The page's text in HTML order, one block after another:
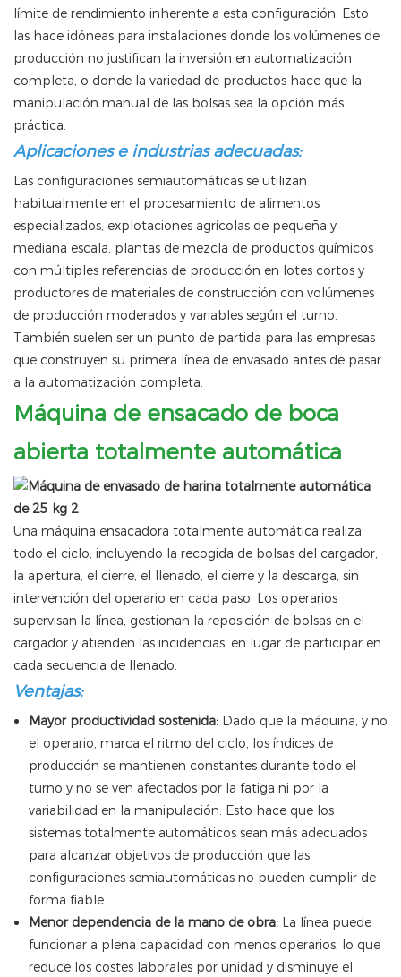
límite de rendimiento inherente a esta configuración. Esto
las hace idóneas para instalaciones donde los volúmenes de
producción no justifican la inversión en automatización
completa, o donde la variedad de productos hace que la
manipulación manual de las bolsas sea la opción más
práctica.
Aplicaciones e industrias adecuadas:
Las configuraciones semiautomáticas se utilizan
habitualmente en el procesamiento de alimentos
especializados, explotaciones agrícolas de pequeña y
mediana escala, plantas de mezcla de productos químicos
con múltiples referencias de producción en lotes cortos y
productores de materiales de construcción con volúmenes
de producción moderados y variables según el turno.
También suelen ser un punto de partida para las empresas
que construyen su primera línea de envasado antes de pasar
a la automatización completa.
Máquina de ensacado de boca
abierta totalmente automática
Una máquina ensacadora totalmente automática realiza
todo el ciclo, incluyendo la recogida de bolsas del cargador,
la apertura, el cierre, el llenado, el cierre y la descarga, sin
intervención del operario en cada paso. Los operarios
supervisan la línea, gestionan la reposición de bolsas en el
cargador y atienden las incidencias, en lugar de participar en
cada secuencia de llenado.
Ventajas:
Mayor productividad sostenida:Dado que la máquina, y no
el operario, marca el ritmo del ciclo, los índices de
producción se mantienen constantes durante todo el
turno y no se ven afectados por la fatiga ni por la
variabilidad en la manipulación. Esto hace que los
sistemas totalmente automáticos sean más adecuados
para alcanzar objetivos de producción que las
configuraciones semiautomáticas no pueden cumplir de
forma fiable.
Menor dependencia de la mano de obra:La línea puede
funcionar a plena capacidad con menos operarios, lo que
reduce los costes laborales por unidad y disminuye el